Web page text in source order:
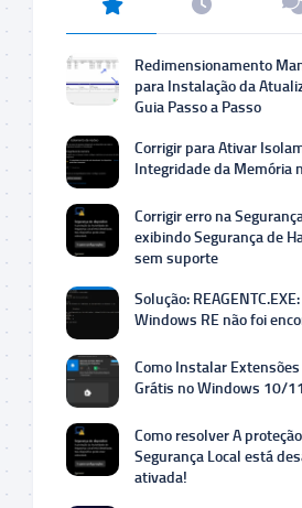
Redimensionamento
para Instalação da
Guia Passo a Passo
Corrigir para Ativar
Integridade da Memória
Corrigir erro na
exibindo Segurança de
sem suporte
Solução:
Windows RE não foi
Como Instalar Extensões
Grátis no Windows 10/
Como resolver A
Segurança Local está
ativada!